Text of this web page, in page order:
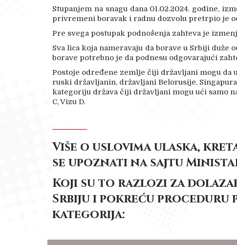
Stupanjem na snagu dana 01.02.2024. godine,
privremeni boravak i radnu dozvolu pretrpio je
Pre svega postupak podnošenja zahteva je
Sva lica koja nameravaju da borave u Srbiji duže
borave potrebno je da podnesu odgovarajući
Postoje određene zemlje čiji državljani mogu da
ruski državljanin, državljani Belorusije,
kategoriju država čiji državljani mogu ući samo
C, Vizu D.
Više o uslovima ulaska,
se upoznati na sajtu
Koji su to razlozi za
Srbiju i pokreću proceduru
kategorija: